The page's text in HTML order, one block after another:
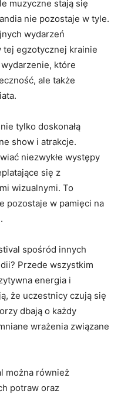
muzyczne stają się
nie pozostaje w tyle.
wydarzeń
tej egzotycznej krainie
które
ale także
tylko doskonałą
show i atrakcje.
niezwykłe występy
się z
wizualnymi. To
pozostaje w ⁢pamięci na
spośród‍ innych
Przede wszystkim
energia i
że uczestnicy czują się
dbają o każdy
wrażenia związane
można również
potraw ⁤oraz